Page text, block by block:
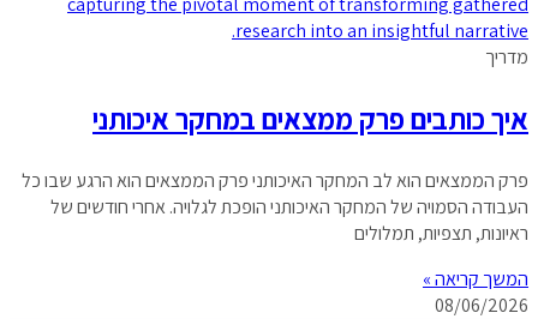
מדריך
איך כותבים פרק ממצאים במחקר איכותני
פרק הממצאים הוא לב המחקר האיכותני פרק הממצאים הוא הרגע שבו כל
העבודה הסמויה של המחקר האיכותני הופכת לגלויה. אחרי חודשים של
ראיונות, תצפיות, תמלולים
המשך קריאה »
08/06/2026